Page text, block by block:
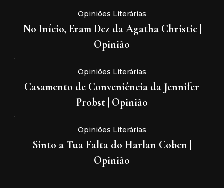
Opiniões Literárias
No Início, Eram Dez da Agatha Christie |
Opinião
Opiniões Literárias
Casamento de Conveniência da Jennifer
Probst | Opinião
Opiniões Literárias
Sinto a Tua Falta do Harlan Coben |
Opinião